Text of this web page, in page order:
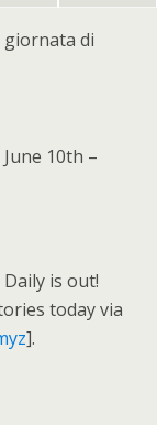
giornata di
10th –
is out!
today via
].